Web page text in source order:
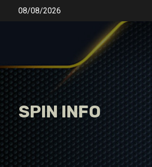
08/08/2026
SPIN INFO